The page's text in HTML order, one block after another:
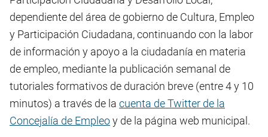
dependiente del área de gobierno de Cultura, Empleo
y Participación Ciudadana, continuando con la labor
de información y apoyo a la ciudadanía en materia
de empleo, mediante la publicación semanal de
tutoriales formativos de duración breve (entre 4 y 10
minutos) a través de la cuenta de Twitter de la
Concejalía de Empleoy de la página web municipal.